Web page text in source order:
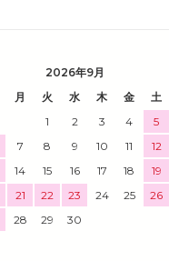
2026年9月
月 火 水 木 金
土
1
2 3 4
5
7 8 9 10 11
12
14 15 16 17 18
19
21 22 23 24 25
26
28 29 30